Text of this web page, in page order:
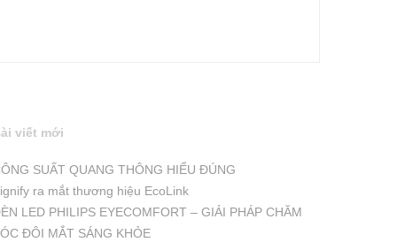
viết mới
SUẤT QUANG THÔNG HIỂU ĐÚNG
ra mắt thương hiệu EcoLink
LED PHILIPS EYECOMFORT – GIẢI PHÁP CHĂM
ĐÔI MẮT SÁNG KHỎE